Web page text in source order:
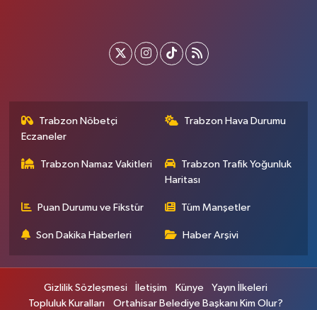
Trabzon Nöbetçi
Eczaneler
Trabzon Hava Durumu
Trabzon Namaz Vakitleri
Trabzon Trafik Yoğunluk
Haritası
Puan Durumu ve Fikstür Tüm Manşetler
Son Dakika Haberleri Haber Arşivi
Gizlilik Sözleşmesi İletişim Künye
Yayın İlkeleri
Topluluk Kuralları
Ortahisar Belediye Başkanı Kim Olur?